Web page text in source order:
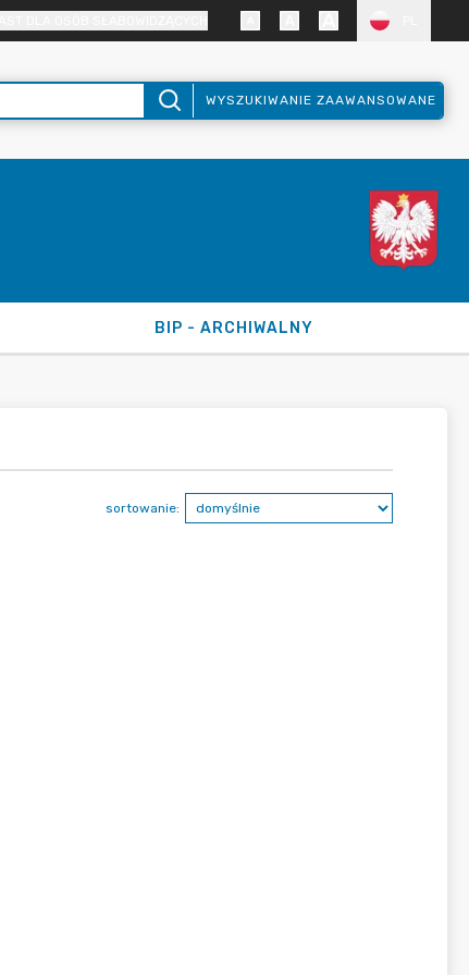
WYSZUKIWANIE ZAAWANSOWANE
BIP - ARCHIWALNY
sortowanie: